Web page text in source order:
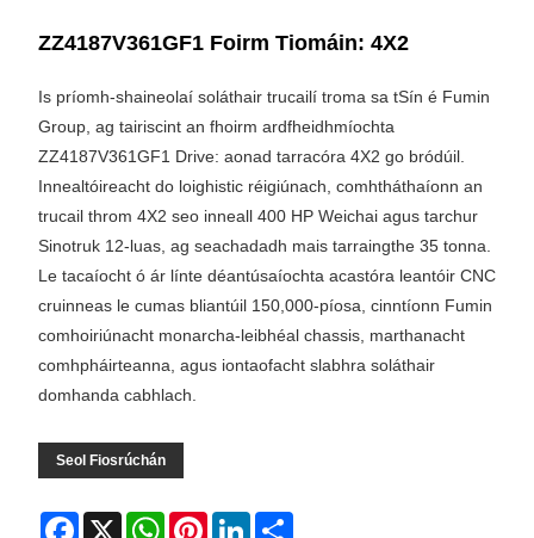
ZZ4187V361GF1 Foirm Tiomáin: 4X2
Is príomh-shaineolaí soláthair trucailí troma sa tSín é Fumin
Group, ag tairiscint an fhoirm ardfheidhmíochta
ZZ4187V361GF1 Drive: aonad tarracóra 4X2 go bródúil.
Innealtóireacht do loighistic réigiúnach, comhtháthaíonn an
trucail throm 4X2 seo inneall 400 HP Weichai agus tarchur
Sinotruk 12-luas, ag seachadadh mais tarraingthe 35 tonna.
Le tacaíocht ó ár línte déantúsaíochta acastóra leantóir CNC
cruinneas le cumas bliantúil 150,000-píosa, cinntíonn Fumin
comhoiriúnacht monarcha-leibhéal chassis, marthanacht
comhpháirteanna, agus iontaofacht slabhra soláthair
domhanda cabhlach.
Seol Fiosrúchán
Facebook
X WhatsAppPinterestLinkedIn